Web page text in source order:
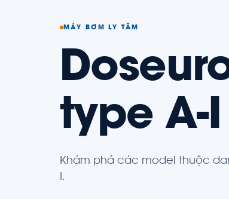
MÁY BƠM LY TÂM
type A-I
Khám phá các model thuộc
I.